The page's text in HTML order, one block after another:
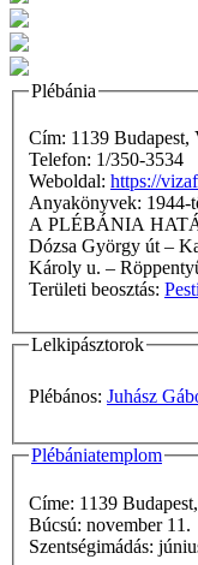
Plébánia
Cím: 1139 Budapest,
Telefon: 1/350-3534
Weboldal: https://
A PLÉBÁNIA HATÁRAI: Rákos-patak – Duna
Dózsa György út –
Károly u. –
Területi beosztás:
Lelkipásztorok
Plébános: Juhász
Plébániatemplom
Címe: 1139
Búcsú: november 11.